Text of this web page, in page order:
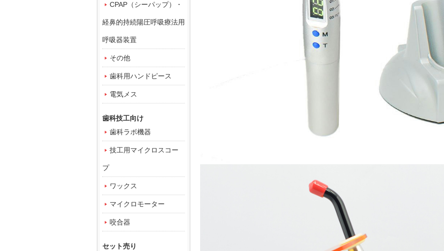
CPAP（シーパップ）・
経鼻的持続陽圧呼吸療法用
呼吸器装置
その他
歯科用ハンドピース
電気メス
歯科技工向け
歯科ラボ機器
技工用マイクロスコー
プ
ワックス
マイクロモーター
咬合器
セット売り